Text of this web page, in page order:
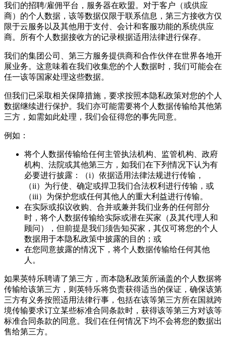
我们的招聘/雇佣平台，服务器在欧盟。对于客户（或供应
商）的个人数据，该等数据仅限于联系信息，第三方接收方仅
限于云服务以及其他用于支付、会计和客服功能的系统供应
商。所有个人数据接收方的记录根据适用法律进行保存。
我们的集团公司、第三方服务提供商和合作伙伴在世界各地开
展业务。这意味着在我们收集您的个人数据时，我们可能会在
任一该等国家处理这些数据。
但我们已采取相关保障措施，要求按照本隐私政策对您的个人
数据继续进行保护。我们亦可能需要将个人数据传输给其他第
三方，如需如此处理，我们会征得您的事先同意。
例如：
将个人数据传输给任何主管执法机构、监管机构、政府
机构、法院或其他第三方，如我们在下列情况下认为有
必要进行披露：（i）依据适用法律法规进行传输，
（ii）为行使、确定或捍卫我们合法权利进行传输，或
（iii）为保护您或任何其他人的重大利益进行传输。
在实际或拟议收购、合并或兼并我们业务的任何部分
时，将个人数据传输给实际或潜在买家（及其代理人和
顾问），但前提是我们须告知买家，其仅可将您的个人
数据用于本隐私政策中披露的目的；或
在您同意披露的情况下，将个人数据传输给任何其他
人。
如果英特乐聘请了第三方，而本隐私政策所涵盖的个人数据将
传输给该第三方，则英特乐将负责获得适当的保证，确保该第
三方有义务按照适用法律行事，包括在该等第三方所在国就跨
境传输要求订立某些标准合同条款时，获得该等第三方对该等
标准合同条款的同意。我们在任何情况下均不会将您的数据出
售给第三方。